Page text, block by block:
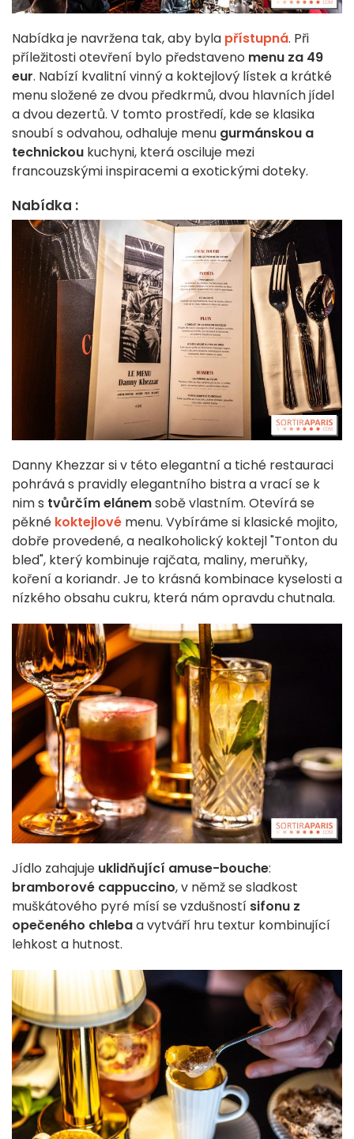
Nabídka je navržena tak, aby byla přístupná. Při
příležitosti otevření bylo představeno menu za 49
eur. Nabízí kvalitní vinný a koktejlový lístek a krátké
menu složené ze dvou předkrmů, dvou hlavních jídel
a dvou dezertů. V tomto prostředí, kde se klasika
snoubí s odvahou, odhaluje menu gurmánskou a
technickou kuchyni, která osciluje mezi
francouzskými inspiracemi a exotickými doteky.
Nabídka :
Danny Khezzar si v této elegantní a tiché restauraci
pohrává s pravidly elegantního bistra a vrací se k
nim s tvůrčím elánemsobě vlastním. Otevírá se
pěkné koktejlové menu. Vybíráme si klasické mojito,
dobře provedené, a nealkoholický koktejl "Tonton du
bled", který kombinuje rajčata, maliny, meruňky,
koření a koriandr. Je to krásná kombinace kyselosti a
nízkého obsahu cukru, která nám opravdu chutnala.
Jídlo zahajuje uklidňující amuse-bouche:
bramborové cappuccino, v němž se sladkost
muškátového pyré mísí se vzdušností sifonu z
opečeného chlebaa vytváří hru textur kombinující
lehkost a hutnost.